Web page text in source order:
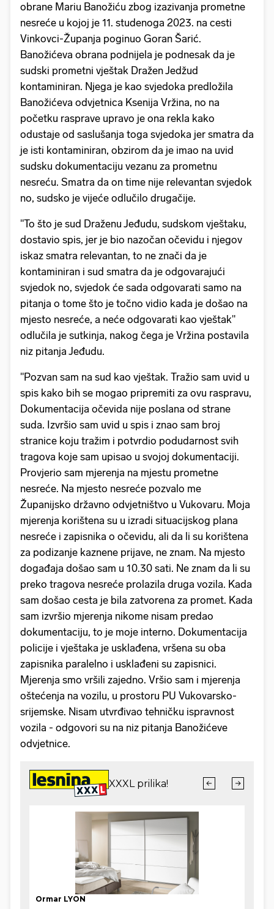
obrane Mariu Banožiću zbog izazivanja prometne
nesreće u kojoj je 11. studenoga 2023. na cesti
Vinkovci-Županja poginuo Goran Šarić.
Banožićeva obrana podnijela je podnesak da je
sudski prometni vještak Dražen Jedžud
kontaminiran. Njega je kao svjedoka predložila
Banožićeva odvjetnica Ksenija Vržina, no na
početku rasprave upravo je ona rekla kako
odustaje od saslušanja toga svjedoka jer smatra da
je isti kontaminiran, obzirom da je imao na uvid
sudsku dokumentaciju vezanu za prometnu
nesreću. Smatra da on time nije relevantan svjedok
no, sudsko je vijeće odlučilo drugačije.
"To što je sud Draženu Jeđudu, sudskom vještaku,
dostavio spis, jer je bio nazočan očevidu i njegov
iskaz smatra relevantan, to ne znači da je
kontaminiran i sud smatra da je odgovarajući
svjedok no, svjedok će sada odgovarati samo na
pitanja o tome što je točno vidio kada je došao na
mjesto nesreće, a neće odgovarati kao vještak"
odlučila je sutkinja, nakog čega je Vržina postavila
niz pitanja Jeđudu.
"Pozvan sam na sud kao vještak. Tražio sam uvid u
spis kako bih se mogao pripremiti za ovu raspravu,
Dokumentacija očevida nije poslana od strane
suda. Izvršio sam uvid u spis i znao sam broj
stranice koju tražim i potvrdio podudarnost svih
tragova koje sam upisao u svojoj dokumentaciji.
Provjerio sam mjerenja na mjestu prometne
nesreće. Na mjesto nesreće pozvalo me
Županijsko državno odvjetništvo u Vukovaru. Moja
mjerenja korištena su u izradi situacijskog plana
nesreće i zapisnika o očevidu, ali da li su korištena
za podizanje kaznene prijave, ne znam. Na mjesto
događaja došao sam u 10.30 sati. Ne znam da li su
preko tragova nesreće prolazila druga vozila. Kada
sam došao cesta je bila zatvorena za promet. Kada
sam izvršio mjerenja nikome nisam predao
dokumentaciju, to je moje interno. Dokumentacija
policije i vještaka je usklađena, vršena su oba
zapisnika paralelno i usklađeni su zapisnici.
Mjerenja smo vršili zajedno. Vršio sam i mjerenja
oštećenja na vozilu, u prostoru PU Vukovarsko-
srijemske. Nisam utvrđivao tehničku ispravnost
vozila - odgovori su na niz pitanja Banožićeve
odvjetnice.